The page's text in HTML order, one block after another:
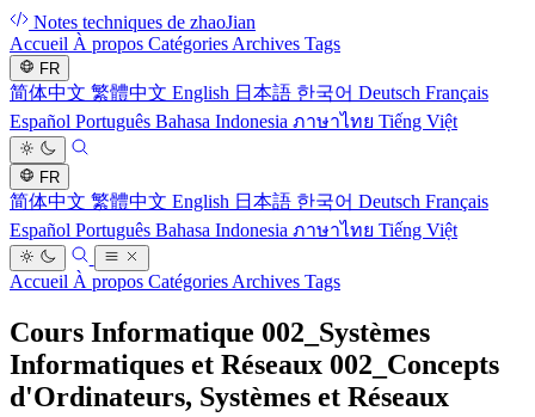
Notes techniques de zhaoJian
Accueil À propos Catégories Archives Tags
FR
简体中文 繁體中文 English 日本語 한국어 Deutsch Français
Español Português Bahasa Indonesia ภาษาไทย Tiếng Việt
FR
简体中文 繁體中文 English 日本語 한국어 Deutsch Français
Español Português Bahasa Indonesia ภาษาไทย Tiếng Việt
Accueil À propos Catégories Archives Tags
Cours Informatique 002_Systèmes
Informatiques et Réseaux 002_Concepts
d'Ordinateurs, Systèmes et Réseaux